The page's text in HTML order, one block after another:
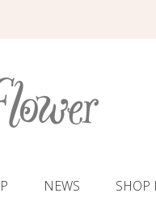
NEWS SHOP